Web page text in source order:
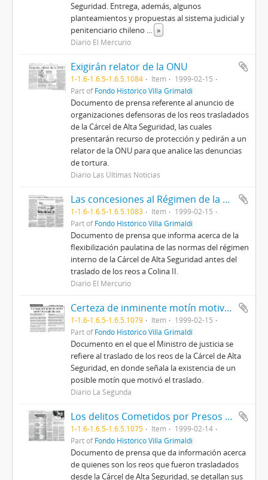
Seguridad. Entrega, además, algunos
planteamientos y propuestas al sistema judicial y
penitenciario chileno ... »
Diario El Mercurio
Exigirán relator de la ONU
1-1.6-1.6.5-1.6.5.1084 Item
1999-02-15
Part ofFondo Histórico Villa Grimaldi
Documento de prensa referente al anuncio de
organizaciones defensoras de los reos trasladados
de la Cárcel de Alta Seguridad, las cuales
presentarán recurso de protección y pedirán a un
relator de la ONU para que analice las denuncias
de tortura.
Diario Las Últimas Noticias
Las concesiones al Régimen de la CAS
1-1.6-1.6.5-1.6.5.1083 Item
1999-02-15
Part ofFondo Histórico Villa Grimaldi
Documento de prensa que informa acerca de la
flexibilización paulatina de las normas del régimen
interno de la Cárcel de Alta Seguridad antes del
traslado de los reos a Colina II.
Diario El Mercurio
Certeza de inminente motín motivó traslado de reos
1-1.6-1.6.5-1.6.5.1079 Item
1999-02-15
Part ofFondo Histórico Villa Grimaldi
Documento en el que el Ministro de justicia se
refiere al traslado de los reos de la Cárcel de Alta
Seguridad, en donde señala la existencia de un
posible motín que motivó el traslado.
Diario La Segunda
Los delitos Cometidos por Presos de la CAS
1-1.6-1.6.5-1.6.5.1075 Item
1999-02-14
Part ofFondo Histórico Villa Grimaldi
Documento de prensa que da información acerca
de quienes son los reos que fueron trasladados
desde la Cárcel de Alta Seguridad, se detallan sus